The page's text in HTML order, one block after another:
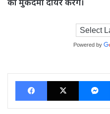
का मुकदमा दायर करेंगे।
Powered by
FacebookX